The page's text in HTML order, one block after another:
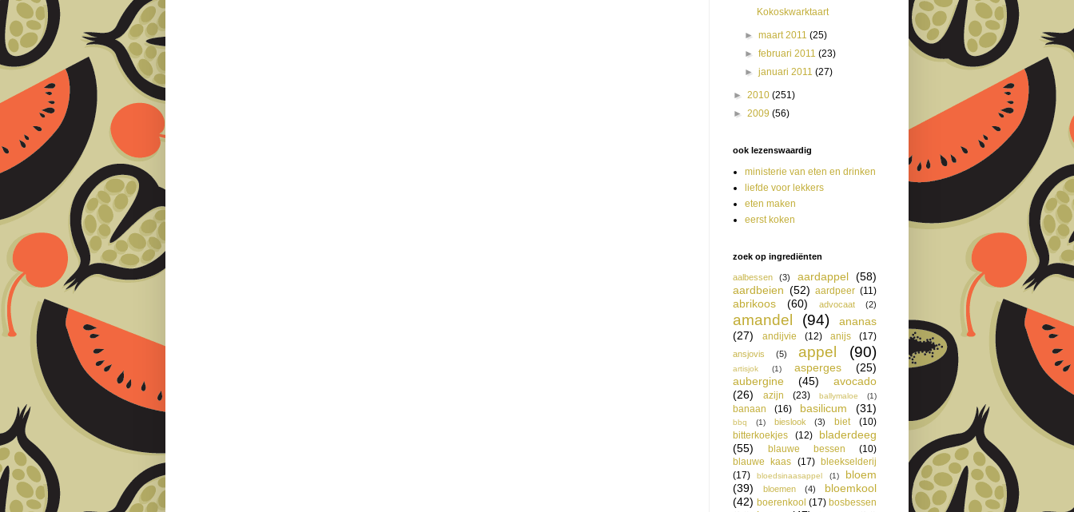
Kokoskwarktaart
►maart 2011(25)
►februari 2011(23)
►januari 2011(27)
► 2010 (251)
► 2009 (56)
ook lezenswaardig
ministerie van eten en drinken
liefde voor lekkers
eten maken
eerst koken
zoek op ingrediënten
aalbessen (3) aardappel (58)
aardbeien (52) aardpeer (11)
abrikoos (60) advocaat (2)
amandel (94)
ananas
(27)
andijvie (12) anijs (17)
ansjovis (5) appel (90)
artisjok (1) asperges
(25)
aubergine
(45)
avocado
(26)
azijn (23) ballymaloe (1)
banaan (16) basilicum (31)
bbq (1) bieslook (3) biet
(10)
bitterkoekjes
(12)
bladerdeeg
(55)
blauwe bessen
(10)
blauwe kaas (17) bleekselderij
(17)
bloedsinaasappel (1)
bloem
(39)
bloemen (4)
bloemkool
(42) boerenkool (17) bosbessen